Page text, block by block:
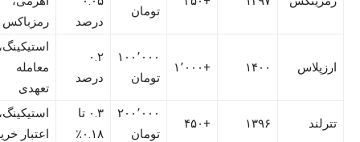
تومان
درصد
رمزباکس
ارزپلاس ۱۴۰۰ +۱٬۰۰۰
۱۰۰٬۰۰۰
تومان
۰.۲
درصد
معامله
تعهدی
تترلند ۱۳۹۶ +۴۵۰
۲۰۰٬۰۰۰
تومان
۰.۳ تا
۰.۱۸٪
اعتبار